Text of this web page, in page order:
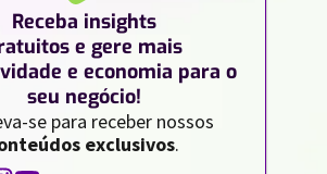
Receba insights
e gere mais
e economia para o
seu negócio!
se para receber nossos
exclusivos.